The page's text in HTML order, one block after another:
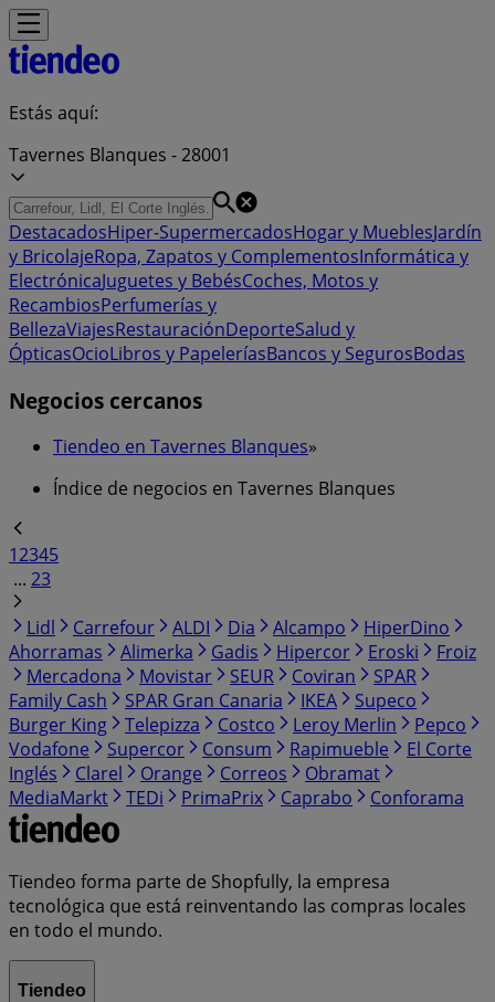
Estás aquí:
Tavernes Blanques - 28001
DestacadosHiper-SupermercadosHogar y MueblesJardín
y BricolajeRopa, Zapatos y ComplementosInformática y
ElectrónicaJuguetes y BebésCoches, Motos y
RecambiosPerfumerías y
BellezaViajesRestauraciónDeporteSalud y
ÓpticasOcioLibros y PapeleríasBancos y SegurosBodas
Negocios cercanos
Tiendeo en Tavernes Blanques»
Índice de negocios en Tavernes Blanques
12345
... 23
Lidl
Carrefour ALDI Dia Alcampo
HiperDino
Ahorramas
Alimerka Gadis Hipercor Eroski
Froiz
Mercadona
Movistar SEUR Coviran
SPAR
Family Cash
SPAR Gran Canaria IKEA
Supeco
Burger King
Telepizza Costco Leroy Merlin
Pepco
Vodafone
Supercor Consum Rapimueble
El Corte
Inglés
Clarel Orange Correos
Obramat
MediaMarkt
TEDi PrimaPrix Caprabo Conforama
Tiendeo forma parte de Shopfully, la empresa
tecnológica que está reinventando las compras locales
en todo el mundo.
Tiendeo